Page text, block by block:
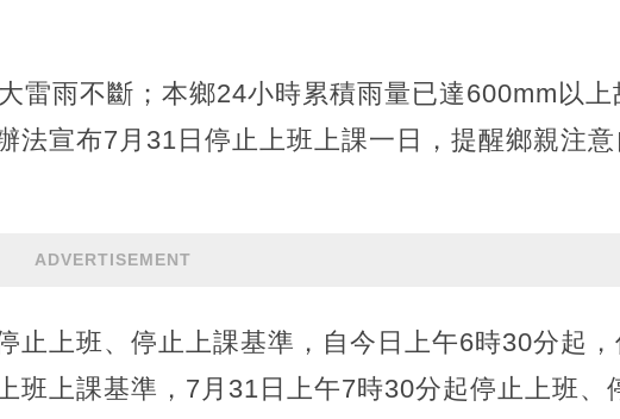
雷雨不斷；本鄉24小時累積雨量已達600mm以上
法宣布7月31日停止上班上課一日，提醒鄉親注意
ADVERTISEMENT
止上班、停止上課基準，自今日上午6時30分起，
班上課基準，7月31日上午7時30分起停止上班、